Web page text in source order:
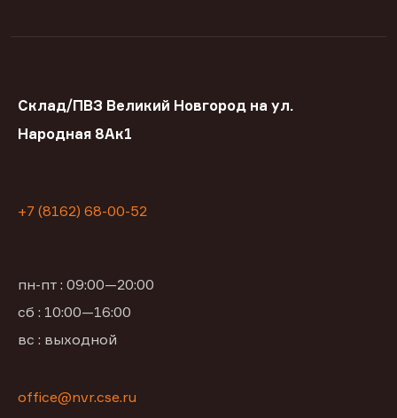
Склад/ПВЗ Великий Новгород на ул.
Народная 8Ак1
+7 (8162) 68-00-52
пн-пт : 09:00—20:00
сб : 10:00—16:00
вс : выходной
office@nvr.cse.ru